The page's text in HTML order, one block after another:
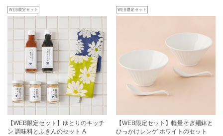
【WEB限定セット】ゆとりのキッチ
ン 調味料とふきんのセット A
【WEB限定セット】軽量そぎ麺鉢と
ひっかけレンゲ ホワイトのセット